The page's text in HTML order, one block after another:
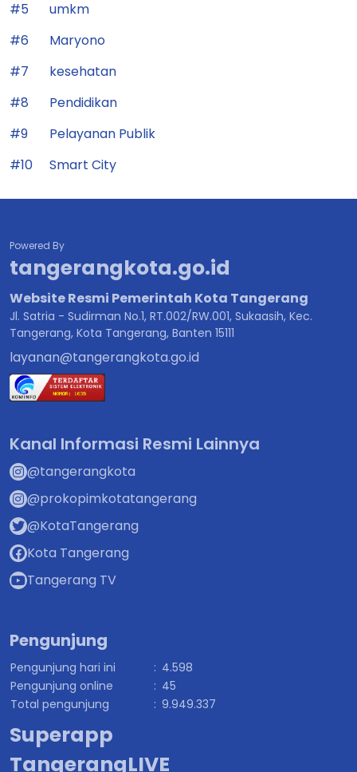
#5
umkm
#6
Maryono
#7
kesehatan
#8
Pendidikan
#9
Pelayanan Publik
#10
Smart City
Powered By
tangerangkota.go.id
Website Resmi Pemerintah Kota Tangerang
Jl. Satria - Sudirman No.1, RT.002/RW.001, Sukaasih, Kec.
Tangerang, Kota Tangerang, Banten 15111
layanan@tangerangkota.go.id
Kanal Informasi Resmi Lainnya
@tangerangkota
@prokopimkotatangerang
@KotaTangerang
Kota Tangerang
Tangerang TV
Pengunjung
Pengunjung hari ini : 4.598
Pengunjung online
: 45
Total pengunjung
: 9.949.337
Superapp
TangerangLIVE